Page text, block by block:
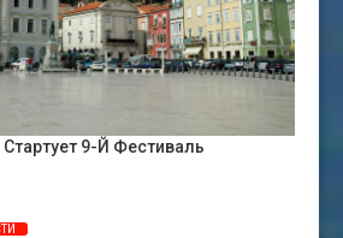
9-Й Фестиваль